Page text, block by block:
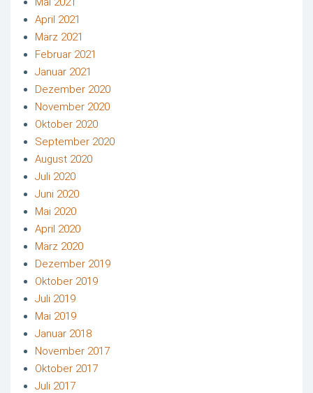
April 2021
März 2021
Februar 2021
Januar 2021
Dezember 2020
November 2020
Oktober 2020
September 2020
August 2020
Juli 2020
Juni 2020
Mai 2020
April 2020
März 2020
Dezember 2019
Oktober 2019
Juli 2019
Mai 2019
Januar 2018
November 2017
Oktober 2017
Juli 2017